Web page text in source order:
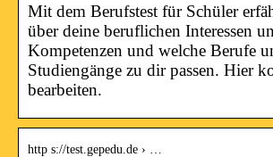
Mit dem Berufstest für Schüler
über deine beruflichen Interessen
Kompetenzen und welche Berufe
Studiengänge zu dir passen. Hier
bearbeiten.
http s://test.gepedu.de › …